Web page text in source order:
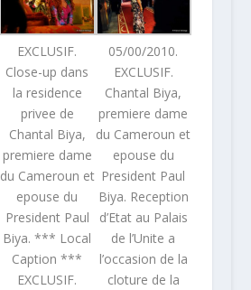
EXCLUSIF.
Close-up dans
la residence
privee de
Chantal Biya,
premiere dame
du Cameroun et
epouse du
President Paul
Biya. *** Local
Caption ***
EXCLUSIF.
05/00/2010.
EXCLUSIF.
Chantal Biya,
premiere dame
du Cameroun et
epouse du
President Paul
Biya. Reception
d’Etat au Palais
de l’Unite a
l’occasion de la
cloture de la